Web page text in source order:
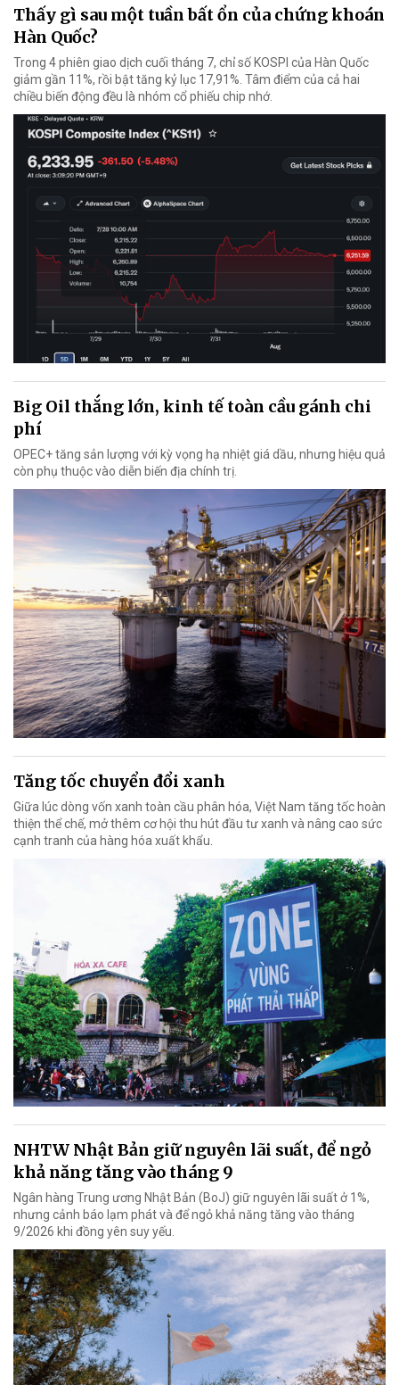
Thấy gì sau một tuần bất ổn của chứng khoán
Hàn Quốc?
Trong 4 phiên giao dịch cuối tháng 7, chỉ số KOSPI của Hàn Quốc
giảm gần 11%, rồi bật tăng kỷ lục 17,91%. Tâm điểm của cả hai
chiều biến động đều là nhóm cổ phiếu chip nhớ.
Big Oil thắng lớn, kinh tế toàn cầu gánh chi
phí
OPEC+ tăng sản lượng với kỳ vọng hạ nhiệt giá dầu, nhưng hiệu quả
còn phụ thuộc vào diễn biến địa chính trị.
Tăng tốc chuyển đổi xanh
Giữa lúc dòng vốn xanh toàn cầu phân hóa, Việt Nam tăng tốc hoàn
thiện thể chế, mở thêm cơ hội thu hút đầu tư xanh và nâng cao sức
cạnh tranh của hàng hóa xuất khẩu.
NHTW Nhật Bản giữ nguyên lãi suất, để ngỏ
khả năng tăng vào tháng 9
Ngân hàng Trung ương Nhật Bản (BoJ) giữ nguyên lãi suất ở 1%,
nhưng cảnh báo lạm phát và để ngỏ khả năng tăng vào tháng
9/2026 khi đồng yên suy yếu.